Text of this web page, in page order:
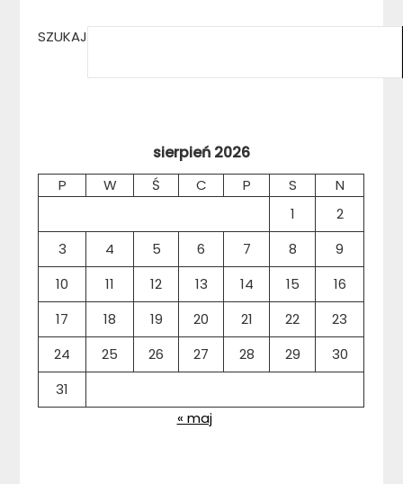
SZUKAJ
sierpień 2026
P W Ś C P S
N
1
2
3
4 5 6 7 8
9
10
11 12 13 14 15
16
17
18 19 20 21 22
23
24
25 26 27 28 29
30
31
« maj